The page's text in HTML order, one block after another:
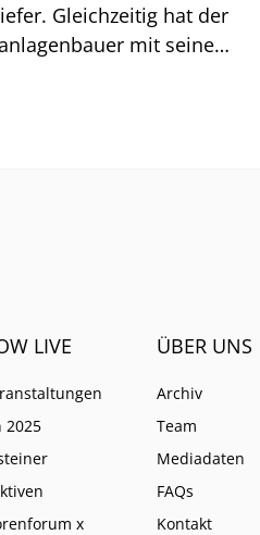
Gleichzeitig hat der
mit seinen
LIVE
2025
x
ÜBER UNS
Archiv
Team
Mediadaten
FAQs
Kontakt